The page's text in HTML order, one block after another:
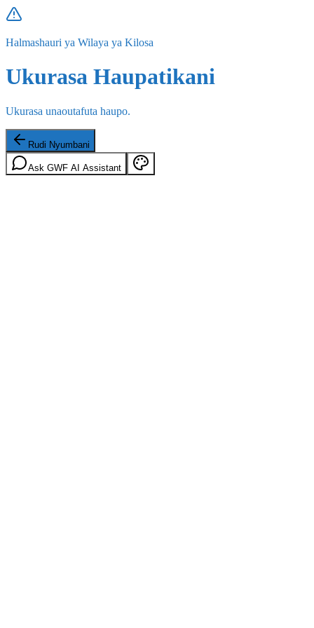
Halmashauri ya Wilaya ya Kilosa
Ukurasa Haupatikani
Ukurasa unaoutafuta haupo.
Rudi Nyumbani
Ask GWF AI Assistant